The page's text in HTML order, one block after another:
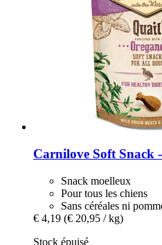
Carnilove Soft Snack
Snack moelleux
Pour tous les chiens
Sans céréales ni
€ 4,19 (€ 20,95 / kg)
Stock épuisé